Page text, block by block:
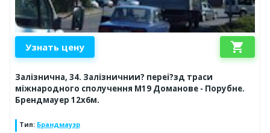
Узнать цену shopping_cart
Залізнична, 34. Залізничнии? переі?зд траси
міжнародного сполучення М19 Доманове - Порубне.
Брендмауер 12х6м.
Тип: Брандмауэр